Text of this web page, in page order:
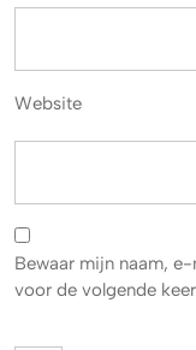
Website
Bewaar mijn naam,
voor de volgende